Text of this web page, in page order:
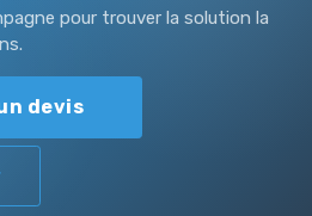
pour trouver la solution la
devis